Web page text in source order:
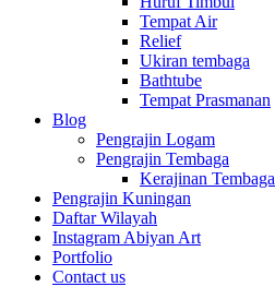
Tempat Air
Relief
Ukiran tembaga
Bathtube
Tempat Prasmanan
Blog
Pengrajin Logam
Pengrajin Tembaga
Kerajinan Tembaga
Pengrajin Kuningan
Daftar Wilayah
Instagram Abiyan Art
Portfolio
Contact us